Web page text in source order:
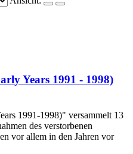
Years 1991 - 1998)
1991-1998)" versammelt 13
des verstorbenen
vor allem in den Jahren vor